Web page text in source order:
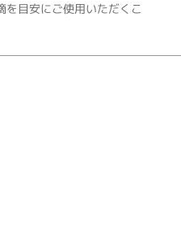
目安にご使用いただくこ